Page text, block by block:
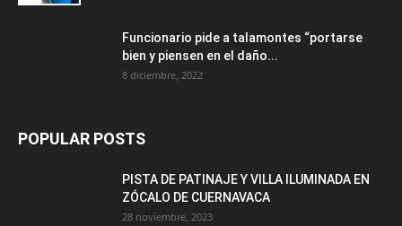
Funcionario pide a talamontes “portarse
bien y piensen en el daño...
8 diciembre, 2022
POPULAR POSTS
PISTA DE PATINAJE Y VILLA ILUMINADA EN
ZÓCALO DE CUERNAVACA
28 noviembre, 2023